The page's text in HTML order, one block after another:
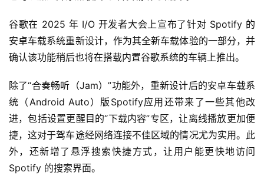
谷歌在 2025 年 I/O 开发者大会上宣布了针对 Spotify 的
安卓车载系统重新设计，作为其全新车载体验的一部分，并
确认该功能稍后也将在搭载内置谷歌系统的车辆上推出。
除了“合奏畅听（Jam）”功能外，重新设计后的安卓车载系
统（Android Auto）版Spotify应用还带来了一些其他改
进，包括设置更醒目的“下载内容”专区，让离线播放更加便
捷，这对于驾车途经网络连接不佳区域的情况尤为实用。此
外，还新增了悬浮搜索快捷方式，让用户能更快地访问
Spotify 的搜索界面。